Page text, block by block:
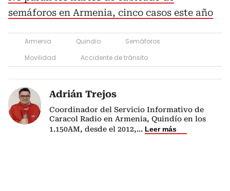
semáforos en Armenia, cinco casos este año
Armenia Quindio
Semáforos
Movilidad
Accidente de tránsito
Adrián Trejos
Coordinador del Servicio Informativo de
Caracol Radio en Armenia, Quindío en los
1.150AM, desde el 2012,... Leer más